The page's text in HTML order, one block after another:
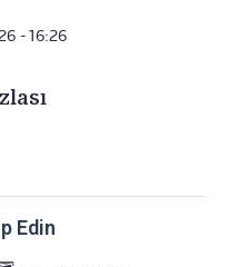
- 16:26
Edin